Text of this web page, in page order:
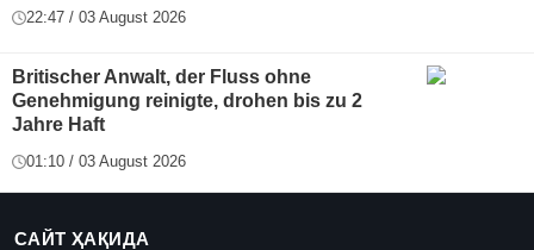
22:47 / 03 August 2026
Britischer Anwalt, der Fluss ohne
Genehmigung reinigte, drohen bis zu 2
Jahre Haft
01:10 / 03 August 2026
САЙТ ҲАҚИДА